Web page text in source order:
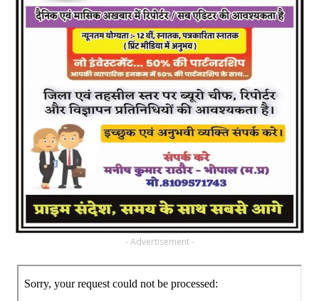
- Advertisement -